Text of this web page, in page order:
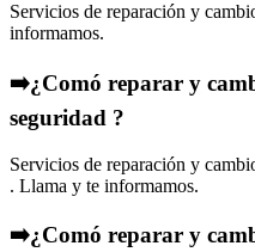
Servicios de reparación y
informamos.
➡️¿Comó reparar y
seguridad ?
Servicios de reparación y
. Llama y te informamos.
➡️¿Comó reparar y